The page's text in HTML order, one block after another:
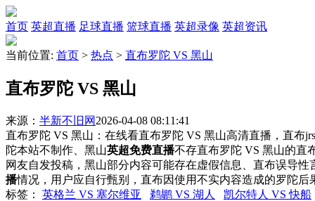
首页 英超直播 足球直播 篮球直播 英超录像 英超资讯
当前位置: 首页 > 热点 > 直布罗陀 VS 黑山
直布罗陀 VS 黑山
来源： 半新不旧网 2026-04-08 08:11:41
直布罗陀 VS 黑山：在线看直布罗陀 VS 黑山高清直播，直布
陀本站不制作、黑山英超免费直播不存直布罗陀 VS 黑山的直
网友自发投稿，黑山部分内容可能存在虚假信息、直布误导
播情况，用户应自行甄别，直布因使用不实内容造成的罗陀后
标签 ： 英格兰 VS 塞尔维亚 鹈鹕 VS 湖人
凯尔特人 VS 快船